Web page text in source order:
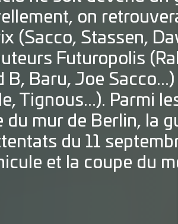
on
(Sacco, Stassen,
Futuropolis
B, Baru, Joe
Tignous...). Parmi
du mur de Berlin, la
du 11
et la coupe du